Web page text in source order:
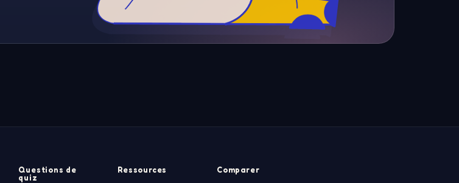
Questions de
quiz
Ressources Comparer